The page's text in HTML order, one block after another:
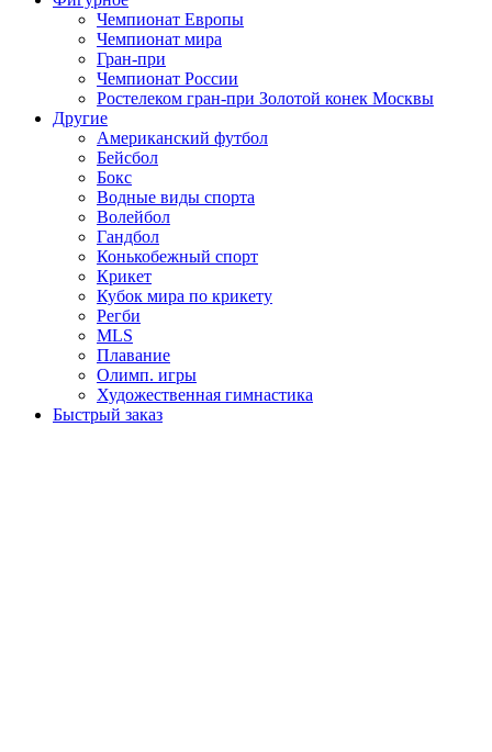
Чемпионат Европы
Чемпионат мира
Гран-при
Чемпионат России
Ростелеком гран-при Золотой конек Москвы
Другие
Американский футбол
Бейсбол
Бокс
Водные виды спорта
Волейбол
Гандбол
Конькобежный спорт
Крикет
Кубок мира по крикету
Регби
MLS
Плавание
Олимп. игры
Художественная гимнастика
Быстрый заказ